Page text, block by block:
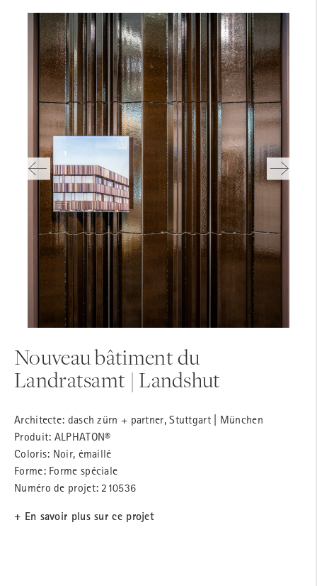
Nouveau bâtiment du
Landratsamt | Landshut
Architecte: dasch zürn + partner, Stuttgart | München
Produit: ALPHATON®
Coloris: Noir, émaillé
Forme: Forme spéciale
Numéro de projet: 210536
+ En savoir plus sur ce projet